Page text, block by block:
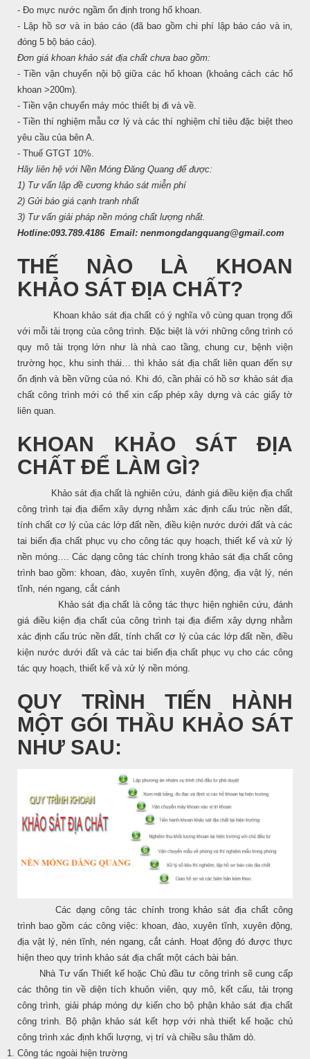
- Đo mực nước ngầm ổn định trong hố khoan.
- Lập hồ sơ và in báo cáo (đã bao gồm chi phí lập báo cáo và in,
đóng 5 bộ báo cáo).
Đơn giá khoan khảo sát địa chất chưa bao gồm:
- Tiền vận chuyển nội bộ giữa các hố khoan (khoảng cách các hố
khoan >200m).
- Tiền vận chuyển máy móc thiết bị đi và về.
- Tiền thí nghiệm mẫu cơ lý và các thí nghiệm chỉ tiêu đặc biệt theo
yêu cầu của bên A.
- Thuế GTGT 10%.
Hãy liên hệ với Nền Móng Đăng Quang để được:
1) Tư vấn lập đề cương khảo sát miễn phí
2) Gửi báo giá cạnh tranh nhất
3) Tư vấn giải pháp nền móng chất lượng nhất.
Hotline:093.789.4186 Email: nenmongdangquang@gmail.com
THẾ NÀO LÀ KHOAN
KHẢO SÁT ĐỊA CHẤT?
Khoan khảo sát địa chất có ý nghĩa vô cùng quan trọng đối
với mỗi tải trọng của công trình. Đặc biệt là với những công trình có
quy mô tải trọng lớn như là nhà cao tầng, chung cư, bệnh viện
trường học, khu sinh thái… thì khảo sát địa chất liên quan đến sự
ổn định và bền vững của nó. Khi đó, cần phải có hồ sơ khảo sát địa
chất công trình mới có thể xin cấp phép xây dựng và các giấy tờ
liên quan.
KHOAN KHẢO SÁT ĐỊA
CHẤT ĐỂ LÀM GÌ?
Khảo sát địa chất là nghiên cứu, đánh giá điều kiện địa chất
công trình tại địa điểm xây dựng nhằm xác định cấu trúc nền đất,
tính chất cơ lý của các lớp đất nền, điều kiện nước dưới đất và các
tai biến địa chất phục vụ cho công tác quy hoạch, thiết kế và xử lý
nền móng…. Các dạng công tác chính trong khảo sát địa chất công
trình bao gồm: khoan, đào, xuyên tĩnh, xuyên động, địa vật lý, nén
tĩnh, nén ngang, cắt cánh
Khảo sát địa chất là công tác thực hiện nghiên cứu, đánh
giá điều kiện địa chất của công trình tại địa điểm xây dựng nhằm
xác định cấu trúc nền đất, tính chất cơ lý của các lớp đất nền, điều
kiện nước dưới đất và các tai biến địa chất phục vụ cho các công
tác quy hoạch, thiết kế và xử lý nền móng.
QUY TRÌNH TIẾN HÀNH
MỘT GÓI THẦU KHẢO SÁT
NHƯ SAU:
Các dạng công tác chính trong khảo sát địa chất công
trình bao gồm các công việc: khoan, đào, xuyên tĩnh, xuyên động,
địa vật lý, nén tĩnh, nén ngang, cắt cánh. Hoạt động đó được thực
hiện theo quy trình khảo sát địa chất một cách bài bản.
Nhà Tư vấn Thiết kế hoặc Chủ đầu tư công trình sẽ cung cấp
các thông tin về diện tích khuôn viên, quy mô, kết cấu, tải trọng
công trình, giải pháp móng dự kiến cho bộ phận khảo sát địa chất
công trình. Bộ phận khảo sát kết hợp với nhà thiết kế hoặc chủ
công trình xác định khối lượng, vị trí và chiều sâu thăm dò.
Công tác ngoài hiện trường